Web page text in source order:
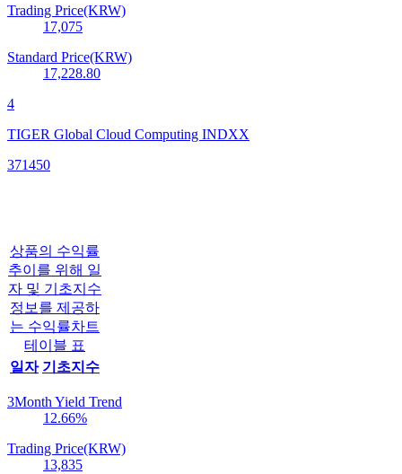
Trading Price(KRW)
17,075
Standard Price(KRW)
17,228.80
4
TIGER Global Cloud Computing INDXX
371450
상품의 수익률
추이를 위해 일
자 및 기초지수
정보를 제공하
는 수익률차트
테이블 표
일자 기초지수
3Month Yield Trend
12.66%
Trading Price(KRW)
13,835